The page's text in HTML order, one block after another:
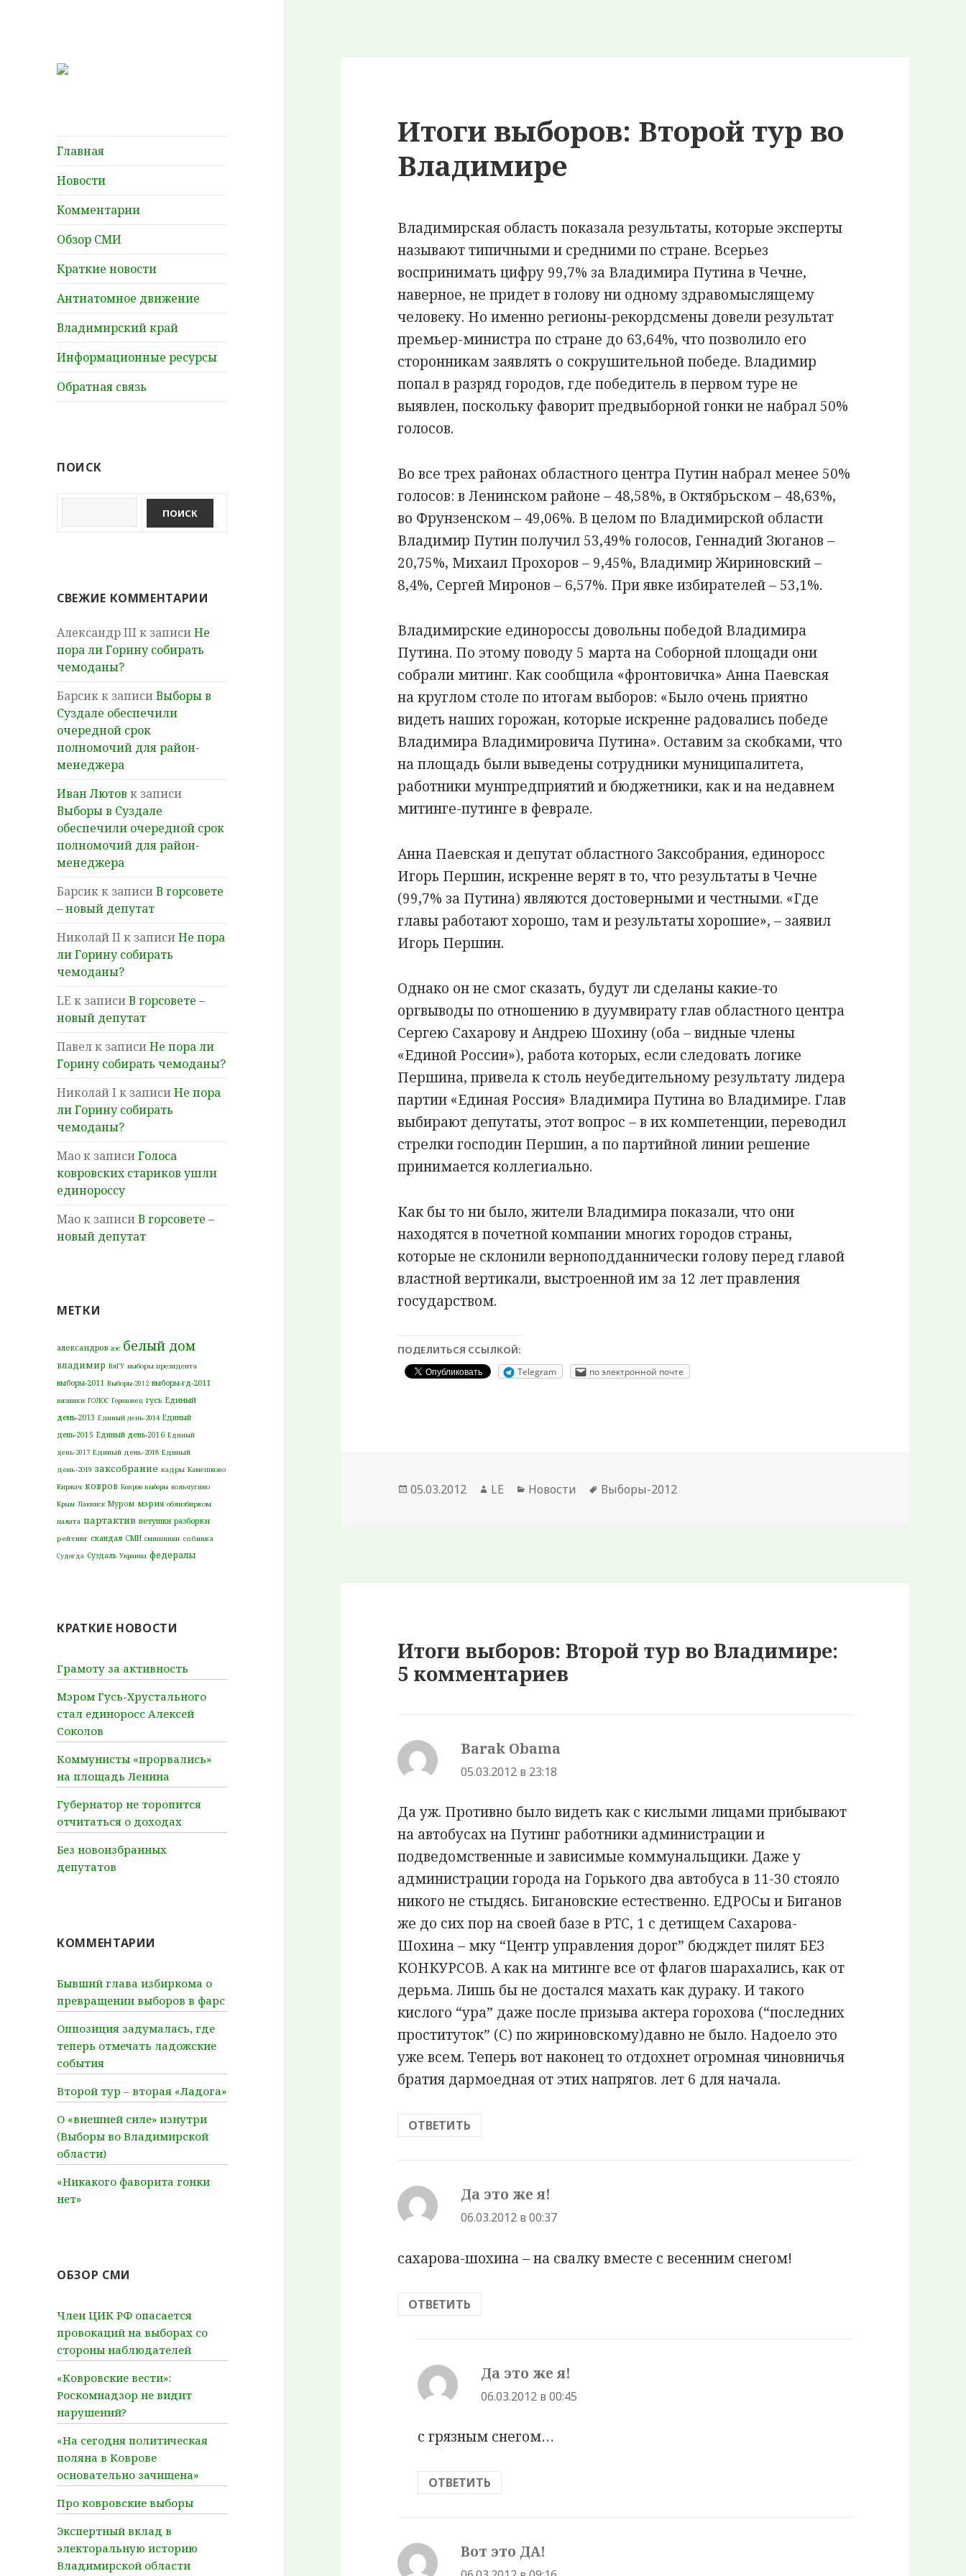
Главная
Новости
Комментарии
Обзор СМИ
Краткие новости
Антиатомное движение
Владимирский край
Информационные ресурсы
Обратная связь
ПОИСК
СВЕЖИЕ КОММЕНТАРИИ
Александр III к записиНе
пора ли Горину собирать
чемоданы?
Барсикк записиВыборы в
Суздале обеспечили
очередной срок
полномочий для район-
менеджера
Иван Лютов к записи
Выборы в Суздале
обеспечили очередной срок
полномочий для район-
менеджера
Барсикк записиВ горсовете
– новый депутат
Николай II к записиНе пора
ли Горину собирать
чемоданы?
LE к записиВ горсовете –
новый депутат
Павелк записиНе пора ли
Горину собирать чемоданы?
Николай I к записиНе пора
ли Горину собирать
чемоданы?
Маок записиГолоса
ковровских стариков ушли
единороссу
Маок записиВ горсовете –
новый депутат
МЕТКИ
александров аэс белый дом
владимир ВлГУ выборы президента
выборы-2011 Выборы-2012 выборы-гд-2011
вязники ГОЛОС Гороховец гусь Единый
день-2013 Единый день-2014 Единый
день-2015 Единый день-2016 Единый
день-2017 Единый день-2018 Единый
день-2019 заксобрание кадры Камешково
Киржач ковров Ковров выборы кольчугино
Крым Лакинск Муром мэрия облизбирком
палата партактив петушки разборки
рейтинг скандал СМИ смишники собинка
Судогда Суздаль Украина федералы
КРАТКИЕ НОВОСТИ
Грамоту за активность
Мэром Гусь-Хрустального
стал единоросс Алексей
Соколов
Коммунисты «прорвались»
на площадь Ленина
Губернатор не торопится
отчитаться о доходах
Без новоизбранных
депутатов
КОММЕНТАРИИ
Бывший глава избиркома о
превращении выборов в фарс
Оппозиция задумалась, где
теперь отмечать ладожские
события
Второй тур – вторая «Ладога»
О «внешней силе» изнутри
(Выборы во Владимирской
области)
«Никакого фаворита гонки
нет»
ОБЗОР СМИ
Член ЦИК РФ опасается
провокаций на выборах со
стороны наблюдателей
«Ковровские вести»:
Роскомнадзор не видит
нарушений?
«На сегодня политическая
поляна в Коврове
основательно зачищена»
Про ковровские выборы
Экспертный вклад в
электоральную историю
Владимирской области
Итоги выборов: Второй тур во
Владимире
Владимирская область показала результаты, которые эксперты
называют типичными и средними по стране. Всерьез
воспринимать цифру 99,7% за Владимира Путина в Чечне,
наверное, не придет в голову ни одному здравомыслящему
человеку. Но именно регионы-рекордсмены довели результат
премьер-министра по стране до 63,64%, что позволило его
сторонникам заявлять о сокрушительной победе. Владимир
попал в разряд городов, где победитель в первом туре не
выявлен, поскольку фаворит предвыборной гонки не набрал 50%
голосов.
Во все трех районах областного центра Путин набрал менее 50%
голосов: в Ленинском районе – 48,58%, в Октябрьском – 48,63%,
во Фрунзенском – 49,06%. В целом по Владимирской области
Владимир Путин получил 53,49% голосов, Геннадий Зюганов –
20,75%, Михаил Прохоров – 9,45%, Владимир Жириновский –
8,4%, Сергей Миронов – 6,57%. При явке избирателей – 53,1%.
Владимирские единороссы довольны победой Владимира
Путина. По этому поводу 5 марта на Соборной площади они
собрали митинг. Как сообщила «фронтовичка» Анна Паевская
на круглом столе по итогам выборов: «Было очень приятно
видеть наших горожан, которые искренне радовались победе
Владимира Владимировича Путина». Оставим за скобками, что
на площадь были выведены сотрудники муниципалитета,
работники мунпредприятий и бюджетники, как и на недавнем
митинге-путинге в феврале.
Анна Паевская и депутат областного Заксобрания, единоросс
Игорь Першин, искренне верят в то, что результаты в Чечне
(99,7% за Путина) являются достоверными и честными. «Где
главы работают хорошо, там и результаты хорошие», – заявил
Игорь Першин.
Однако он не смог сказать, будут ли сделаны какие-то
оргвыводы по отношению в дуумвирату глав областного центра
Сергею Сахарову и Андрею Шохину (оба – видные члены
«Единой России»), работа которых, если следовать логике
Першина, привела к столь неубедительному результату лидера
партии «Единая Россия» Владимира Путина во Владимире. Глав
выбирают депутаты, этот вопрос – в их компетенции, переводил
стрелки господин Першин, а по партийной линии решение
принимается коллегиально.
Как бы то ни было, жители Владимира показали, что они
находятся в почетной компании многих городов страны,
которые не склонили верноподданнически голову перед главой
властной вертикали, выстроенной им за 12 лет правления
государством.
ПОДЕЛИТЬСЯ ССЫЛКОЙ:
Telegram по электронной почте
Опубликовано
05.03.2012 Автор
LE Рубрики
Новости Метки
Выборы-2012
Итоги выборов: Второй тур во Владимире:
5 комментариев
Barak Obama
05.03.2012 в 23:18
Да уж. Противно было видеть как с кислыми лицами прибывают
на автобусах на Путинг работники администрации и
подведомственные и зависимые коммунальщики. Даже у
администрации города на Горького два автобуса в 11-30 стояло
никого не стыдясь. Бигановские естественно. ЕДРОСы и Биганов
же до сих пор на своей базе в РТС, 1 с детищем Сахарова-
Шохина – мку “Центр управления дорог” бюдждет пилят БЕЗ
КОНКУРСОВ. А как на митинге все от флагов шарахались, как от
дерьма. Лишь бы не достался махать как дураку. И такого
кислого “ура” даже после призыва актера горохова (“последних
проституток” (С) по жириновскому)давно не было. Надоело это
уже всем. Теперь вот наконец то отдохнет огромная чиновничья
братия дармоедная от этих напрягов. лет 6 для начала.
ОТВЕТИТЬ
Да это же я!
06.03.2012 в 00:37
сахарова-шохина – на свалку вместе с весенним снегом!
ОТВЕТИТЬ
Да это же я!
06.03.2012 в 00:45
с грязным снегом…
ОТВЕТИТЬ
Вот это ДА!